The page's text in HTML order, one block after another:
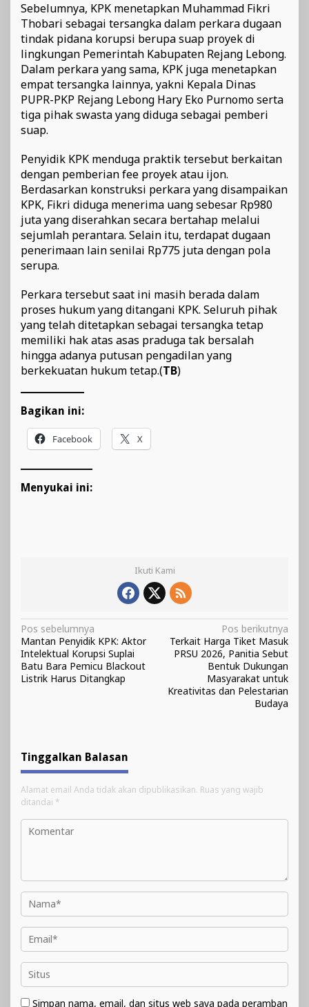
Sebelumnya, KPK menetapkan Muhammad Fikri
Thobari sebagai tersangka dalam perkara dugaan
tindak pidana korupsi berupa suap proyek di
lingkungan Pemerintah Kabupaten Rejang Lebong.
Dalam perkara yang sama, KPK juga menetapkan
empat tersangka lainnya, yakni Kepala Dinas
PUPR-PKP Rejang Lebong Hary Eko Purnomo serta
tiga pihak swasta yang diduga sebagai pemberi
suap.
Penyidik KPK menduga praktik tersebut berkaitan
dengan pemberian fee proyek atau ijon.
Berdasarkan konstruksi perkara yang disampaikan
KPK, Fikri diduga menerima uang sebesar Rp980
juta yang diserahkan secara bertahap melalui
sejumlah perantara. Selain itu, terdapat dugaan
penerimaan lain senilai Rp775 juta dengan pola
serupa.
Perkara tersebut saat ini masih berada dalam
proses hukum yang ditangani KPK. Seluruh pihak
yang telah ditetapkan sebagai tersangka tetap
memiliki hak atas asas praduga tak bersalah
hingga adanya putusan pengadilan yang
berkekuatan hukum tetap.(TB)
Bagikan ini:
Facebook X
Menyukai ini:
Ikuti Kami
Navigasi
pos
Pos sebelumnya
Mantan Penyidik KPK: Aktor
Intelektual Korupsi Suplai
Batu Bara Pemicu Blackout
Listrik Harus Ditangkap
Pos berikutnya
Terkait Harga Tiket Masuk
PRSU 2026, Panitia Sebut
Bentuk Dukungan
Masyarakat untuk
Kreativitas dan Pelestarian
Budaya
Tinggalkan Balasan
Alamat email Anda tidak akan dipublikasikan. Ruas yang wajib
ditandai *
Simpan nama, email, dan situs web saya pada peramban